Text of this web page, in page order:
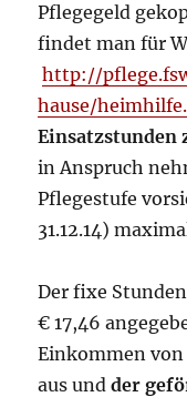
Pflegegeld
findet man für
http://
hause/
Einsatzstunden
in Anspruch
Pflegestufe
31.12.14)
Der fixe
€ 17,46
Einkommen von
aus undder